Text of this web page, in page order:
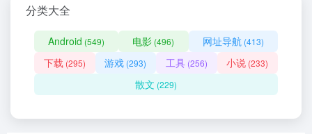
分类大全
Android (549) 电影 (496) 网址导航 (413)
下载 (295) 游戏 (293) 工具(256) 小说 (233)
散文 (229)